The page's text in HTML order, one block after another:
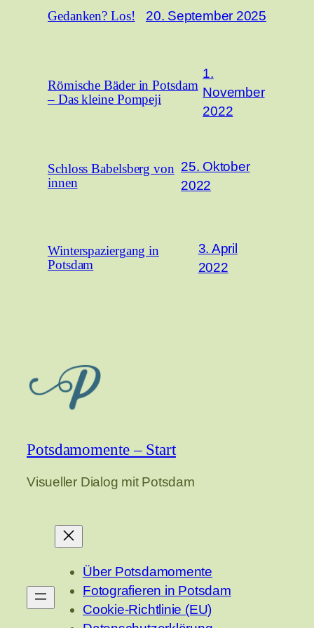
Gedanken? Los! 20. September 2025
Römische Bäder in Potsdam
– Das kleine Pompeji
1.
November
2022
Schloss Babelsberg von
innen
25. Oktober
2022
Winterspaziergang in
Potsdam
3. April
2022
Potsdamomente – Start
Visueller Dialog mit Potsdam
Über Potsdamomente
Fotografieren in Potsdam
Cookie-Richtlinie (EU)